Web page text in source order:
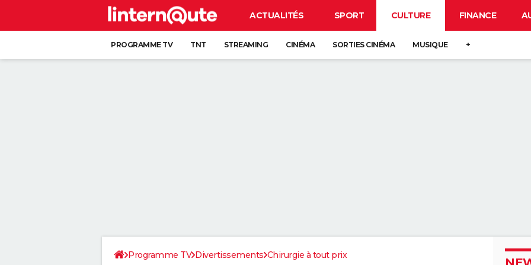
ACTUALITÉS SPORT CULTURE FINANCE
PROGRAMME TV TNT STREAMING CINÉMA SORTIES CINÉMA MUSIQUE +
Programme TV Divertissements Chirurgie à tout prix